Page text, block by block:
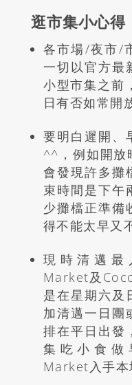
逛市集小心得
各市場/夜市/
一切以官方最
小型市集之前
日有否如常開
要明白遲開、
^^，例如開放
會發現許多攤
束時間是下午
少攤檔正準備
得不能太早又
現時清邁最
Market及
是在星期六及
加清邁一日團
排在平日出發
集吃小食做
Market入手本